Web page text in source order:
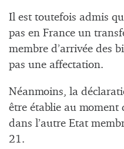
Il est toutefois admis
pas en France un
membre d’arrivée des
pas une affectation.
Néanmoins, la
être établie au moment
dans l’autre Etat
21.